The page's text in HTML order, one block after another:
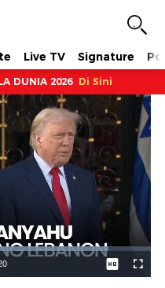
Live TV Signature
DUNIA 2026 Di Sini